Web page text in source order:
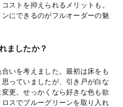
ストを抑えられるメリットも。
にできるのがフルオーダーの魅
ましたか？
合いを考えました。最初は床をも
っていましたが、引き戸が白な
更。せっかくなら好きな色も欲
スでブルーグリーンを取り入れ